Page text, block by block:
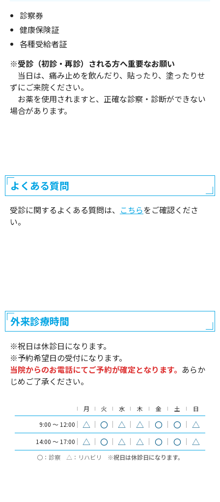
診察券
健康保険証
各種受給者証
※受診（初診・再診）される方へ重要なお願い
当日は、痛み止めを飲んだり、貼ったり、塗ったりせ
ずにご来院ください。
お薬を使用されますと、正確な診察・診断ができない
場合があります。
よくある質問
受診に関するよくある質問は、 こちらをご確認くださ
い。
外来診療時間
※祝日は休診日になります。
※予約希望日の受付になります。
当院からのお電話にてご予約が確定となります。 あらか
じめご了承ください。
月 火 水 木 金 土
日
9:00 〜 12:00
△ 〇 △ △ 〇 〇 △
14:00 〜 17:00 △ 〇 △ △ 〇 〇 △
〇：診察 △：リハビリ ※祝日は休診日になります。